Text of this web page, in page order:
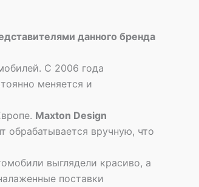
данного бренда
С 2006 года
меняется и
Maxton Design
обрабатывается вручную, что
выглядели красиво, а
поставки